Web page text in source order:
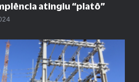
atingiu “platô”